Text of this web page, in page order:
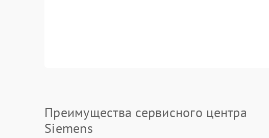
Преимущества сервисного центра
Siemens